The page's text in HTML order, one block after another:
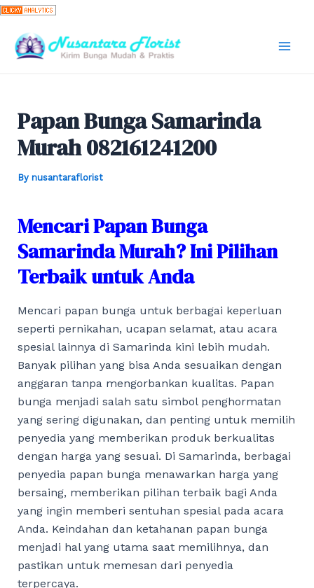
Skip
content
Papan Bunga Samarinda
Murah 082161241200
By nusantaraflorist
Mencari Papan Bunga
Samarinda Murah? Ini Pilihan
Terbaik untuk Anda
Mencari papan bunga untuk berbagai keperluan
seperti pernikahan, ucapan selamat, atau acara
spesial lainnya di Samarinda kini lebih mudah.
Banyak pilihan yang bisa Anda sesuaikan dengan
anggaran tanpa mengorbankan kualitas. Papan
bunga menjadi salah satu simbol penghormatan
yang sering digunakan, dan penting untuk memilih
penyedia yang memberikan produk berkualitas
dengan harga yang sesuai. Di Samarinda, berbagai
penyedia papan bunga menawarkan harga yang
bersaing, memberikan pilihan terbaik bagi Anda
yang ingin memberi sentuhan spesial pada acara
Anda. Keindahan dan ketahanan papan bunga
menjadi hal yang utama saat memilihnya, dan
pastikan untuk memesan dari penyedia
terpercaya.